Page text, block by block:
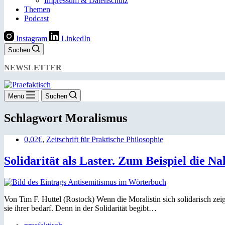
Themen
Podcast
Instagram LinkedIn
Suchen
NEWSLETTER
Menü Suchen
Schlagwort Moralismus
0,02€, Zeitschrift für Praktische Philosophie
Solidarität als Laster. Zum Beispiel die
Von Tim F. Huttel (Rostock) Wenn die Moralistin sich solidarisch
sie ihrer bedarf. Denn in der Solidarität begibt…